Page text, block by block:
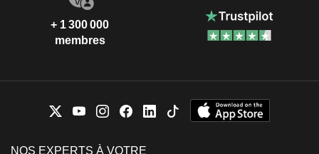
+ 1 300 000
membres
NOS EXPERTS À VOTRE